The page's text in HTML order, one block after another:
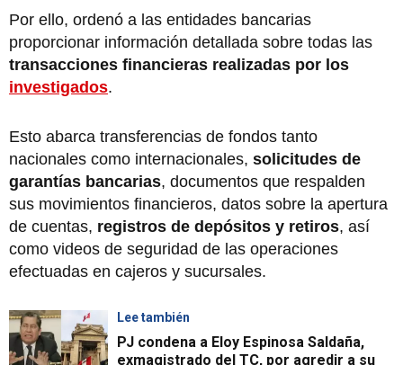
Por ello, ordenó a las entidades bancarias
proporcionar información detallada sobre todas las
transacciones financieras realizadas por los
investigados.
Esto abarca transferencias de fondos tanto
nacionales como internacionales, solicitudes de
garantías bancarias, documentos que respalden
sus movimientos financieros, datos sobre la apertura
de cuentas, registros de depósitos y retiros, así
como videos de seguridad de las operaciones
efectuadas en cajeros y sucursales.
Lee también
PJ condena a Eloy Espinosa Saldaña,
exmagistrado del TC, por agredir a su